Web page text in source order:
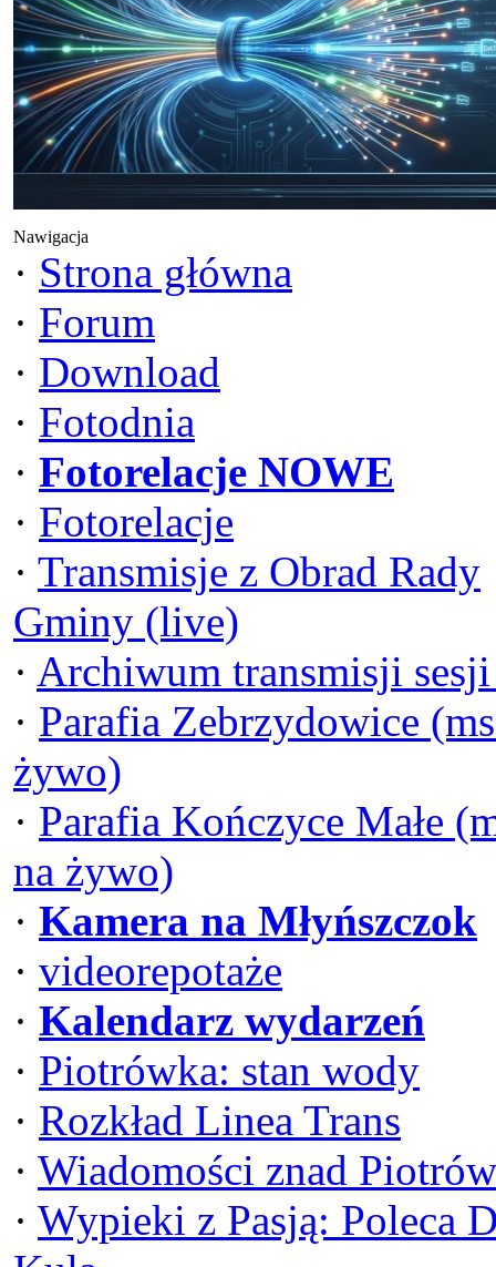
Nawigacja
· Strona główna
· Forum
· Download
· Fotodnia
· Fotorelacje NOWE
· Fotorelacje
· Transmisje z Obrad Rady
Gminy (live)
· Archiwum transmisji
· Parafia Zebrzydowice
żywo)
· Parafia Kończyce Małe
na żywo)
· Kamera na Młyńszczok
· videorepotaże
· Kalendarz wydarzeń
· Piotrówka: stan wody
· Rozkład Linea Trans
· Wiadomości znad
· Wypieki z Pasją: Poleca